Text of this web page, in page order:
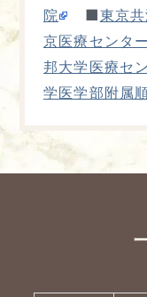
院
■東京
京医療センター
邦大学医療セ
学医学部附属